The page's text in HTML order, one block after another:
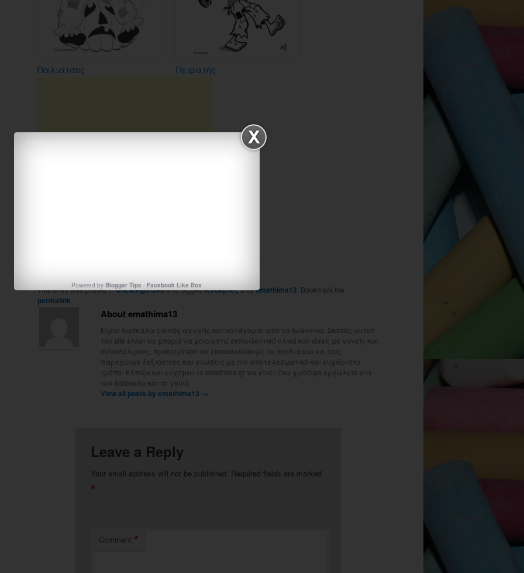
Παλιάτσος Πειρατής
This entry was posted inUncategorizedand taggedΑπόκριες 3byemathima13 . Bookmark the
permalink
About emathima13
Είμαι δασκάλα ειδικής αγωγής και κατάγομαι από τα Ιωάννινα. Σκοπός αυτού
του site είναι να μπορώ να μοιραστώ εκπαιδευτικό υλικό και ιδέες με γονείς και
συναδέλφους, προκειμένου να εκπαιδεύσουμε τα παιδιά και να τους
παρέχουμε δεξιότητες και γνώσεις με πιο αποτελεσματικό και ευχάριστο
τρόπο. Ελπίζω και εύχομαι το emathima.gr να γίνει ένα χρήσιμο εργαλείο για
τον δάσκαλο και το γονιό.
View all posts by emathima13 →
Leave a Reply
Your email address will not be published. Required fields are marked
*
Comment *
Powered byBlogger Tips -Facebook Like Box